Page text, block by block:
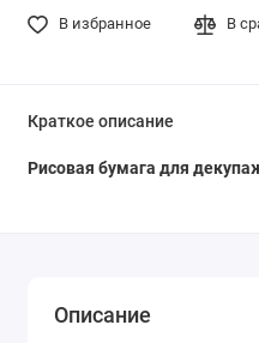
В избранное В
Краткое описание
Рисовая бумага для
Описание